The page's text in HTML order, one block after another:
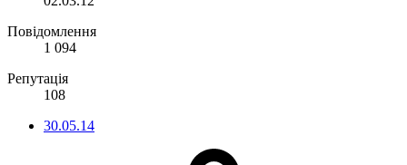
Повідомлення
1 094
Репутація
108
30.05.14